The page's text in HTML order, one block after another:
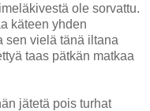
ole sorvattu.
käteen yhden
sen vielä tänä iltana
taas pätkän matkaa
jätetä pois turhat